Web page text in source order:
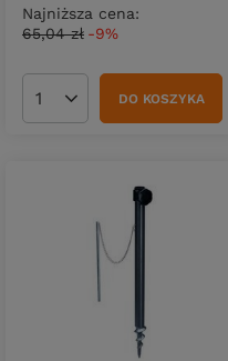
Najniższa cena:
65,04 zł -9%
Ilość produktówDO KOSZYKA